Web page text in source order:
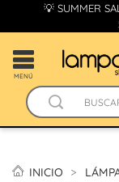
💡 SUMMER
MENÚ
INICIO